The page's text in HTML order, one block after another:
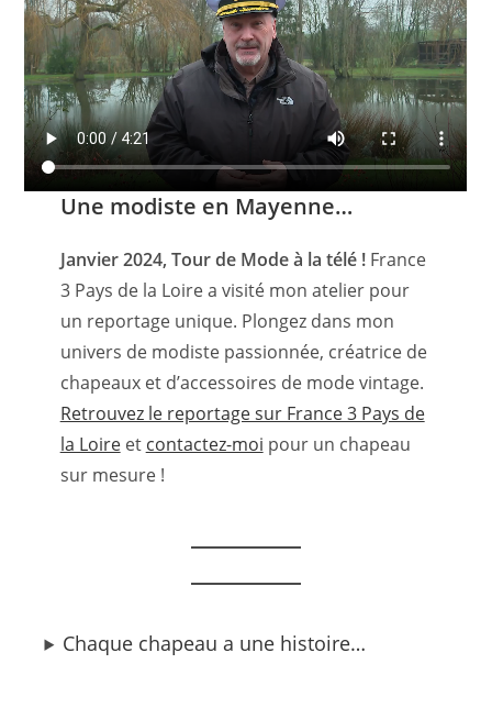
Une modiste en Mayenne…
Janvier 2024, Tour de Mode à la télé !France
3 Pays de la Loire a visité mon atelier pour
un reportage unique. Plongez dans mon
univers de modiste passionnée, créatrice de
chapeaux et d’accessoires de mode vintage.
Retrouvez le reportage sur France 3 Pays de
la Loireet contactez-moi pour un chapeau
sur mesure !
Chaque chapeau a une histoire…